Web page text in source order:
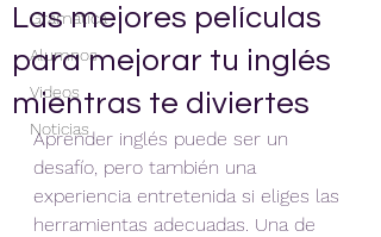
Gramática
Alumnos
Videos
Noticias
Las mejores películas
para mejorar tu inglés
mientras te diviertes
Aprender inglés puede ser un
desafío, pero también una
experiencia entretenida si eliges las
herramientas adecuadas. Una de